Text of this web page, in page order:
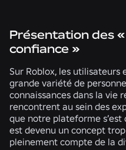
Présentation des
confiance »
Sur Roblox, les
grande variété de
connaissances dans la vie
rencontrent au sein des
que notre plateforme s’est
est devenu un concept
pleinement compte de la